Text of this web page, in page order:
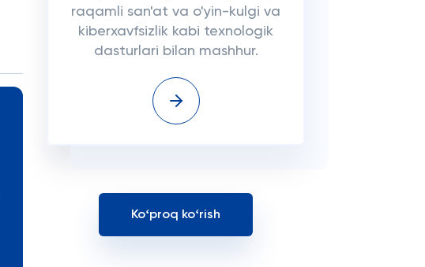
raqamli san'at va o'yin-kulgi va
kiberxavfsizlik kabi texnologik
dasturlari bilan mashhur.
Koʻproq koʻrish